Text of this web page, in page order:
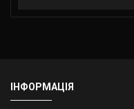
ІНФОРМАЦІЯ